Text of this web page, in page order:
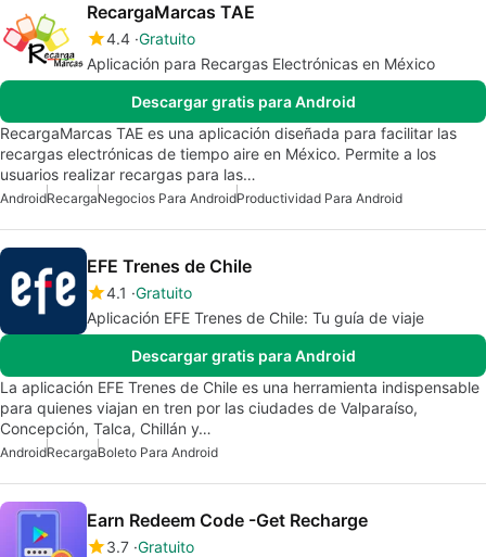
RecargaMarcas TAE
4.4 Gratuito
Aplicación para Recargas Electrónicas en México
Descargar gratis para Android
RecargaMarcas TAE es una aplicación diseñada para facilitar las
recargas electrónicas de tiempo aire en México. Permite a los
usuarios realizar recargas para las…
AndroidRecargaNegocios Para AndroidProductividad Para Android
EFE Trenes de Chile
4.1 Gratuito
Aplicación EFE Trenes de Chile: Tu guía de viaje
Descargar gratis para Android
La aplicación EFE Trenes de Chile es una herramienta indispensable
para quienes viajan en tren por las ciudades de Valparaíso,
Concepción, Talca, Chillán y…
AndroidRecargaBoleto Para Android
Earn Redeem Code -Get Recharge
3.7 Gratuito